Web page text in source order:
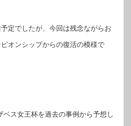
定でしたが、今回は残念ながらお
オンシップからの復活の模様で
ス女王杯を過去の事例から予想し